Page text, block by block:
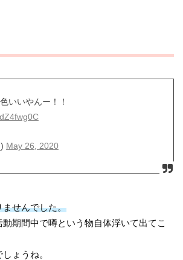
いいやんー！！
May 26, 2020
ませんでした。
期間中で噂という物自体浮いて出てこ
ょうね。